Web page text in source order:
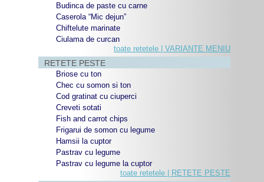
Budinca de paste cu carne
Caserola “Mic dejun”
Chiftelute marinate
Ciulama de curcan
toate retetele | VARIANTE MENIU
RETETE PESTE
Briose cu ton
Chec cu somon si ton
Cod gratinat cu ciuperci
Creveti sotati
Fish and carrot chips
Frigarui de somon cu legume
Hamsii la cuptor
Pastrav cu legume
Pastrav cu legume la cuptor
toate retetele | RETETE PESTE